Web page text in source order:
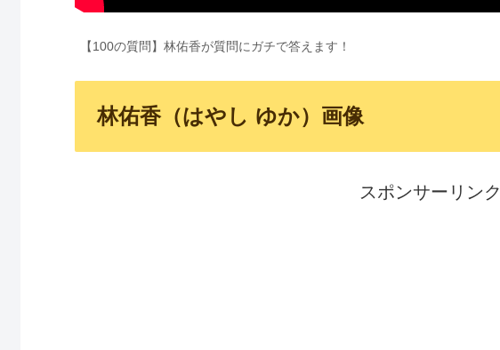
【100の質問】林佑香が質問にガチで答えます！
林佑香（はやし ゆか）画像
スポンサーリンク